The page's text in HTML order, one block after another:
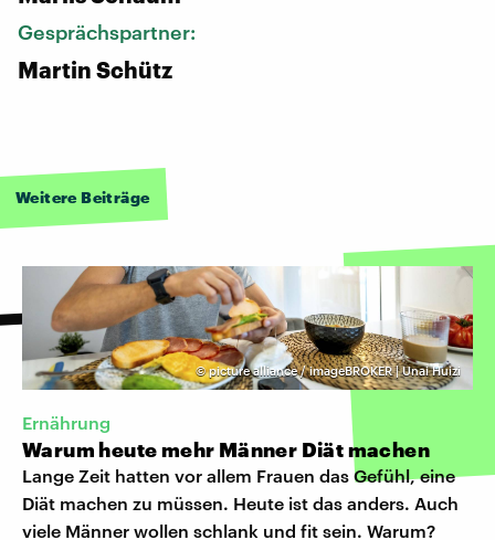
Gesprächspartner:
Martin Schütz
Weitere Beiträge
©picture alliance / imageBROKER | Unai Huizi
Ernährung
Warum heute mehr Männer Diät machen
Lange Zeit hatten vor allem Frauen das Gefühl, eine
Diät machen zu müssen. Heute ist das anders. Auch
viele Männer wollen schlank und fit sein. Warum?